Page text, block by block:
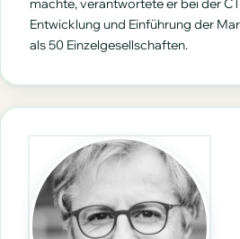
machte, verantwortete er bei der
Entwicklung und Einführung der
als 50 Einzelgesellschaften.